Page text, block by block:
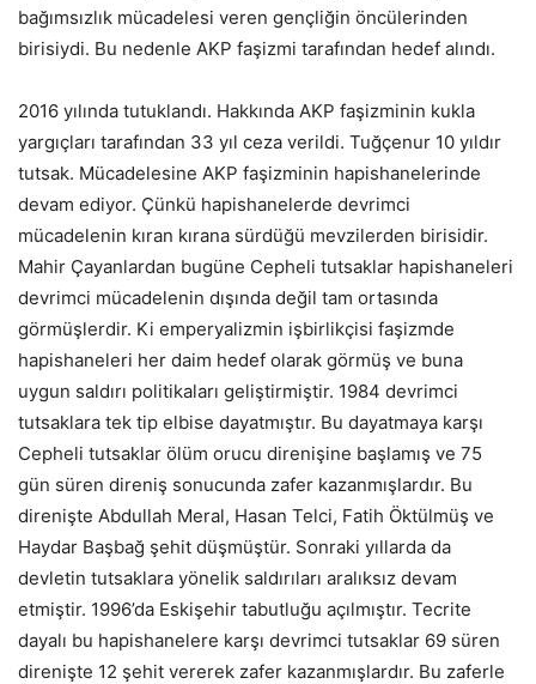
bağımsızlık mücadelesi veren gençliğin öncülerinden
birisiydi. Bu nedenle AKP faşizmi tarafından hedef alındı.
2016 yılında tutuklandı. Hakkında AKP faşizminin kukla
yargıçları tarafından 33 yıl ceza verildi. Tuğçenur 10 yıldır
tutsak. Mücadelesine AKP faşizminin hapishanelerinde
devam ediyor. Çünkü hapishanelerde devrimci
mücadelenin kıran kırana sürdüğü mevzilerden birisidir.
Mahir Çayanlardan bugüne Cepheli tutsaklar hapishaneleri
devrimci mücadelenin dışında değil tam ortasında
görmüşlerdir. Ki emperyalizmin işbirlikçisi faşizmde
hapishaneleri her daim hedef olarak görmüş ve buna
uygun saldırı politikaları geliştirmiştir. 1984 devrimci
tutsaklara tek tip elbise dayatmıştır. Bu dayatmaya karşı
Cepheli tutsaklar ölüm orucu direnişine başlamış ve 75
gün süren direniş sonucunda zafer kazanmışlardır. Bu
direnişte Abdullah Meral, Hasan Telci, Fatih Öktülmüş ve
Haydar Başbağ şehit düşmüştür. Sonraki yıllarda da
devletin tutsaklara yönelik saldırıları aralıksız devam
etmiştir. 1996’da Eskişehir tabutluğu açılmıştır. Tecrite
dayalı bu hapishanelere karşı devrimci tutsaklar 69 süren
direnişte 12 şehit vererek zafer kazanmışlardır. Bu zaferle